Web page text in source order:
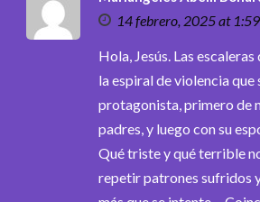
14 febrero, 2025 at
Hola, Jesús. Las
la espiral de violencia que
protagonista, primero de
padres, y luego con su
Qué triste y qué terrible
repetir patrones sufridos